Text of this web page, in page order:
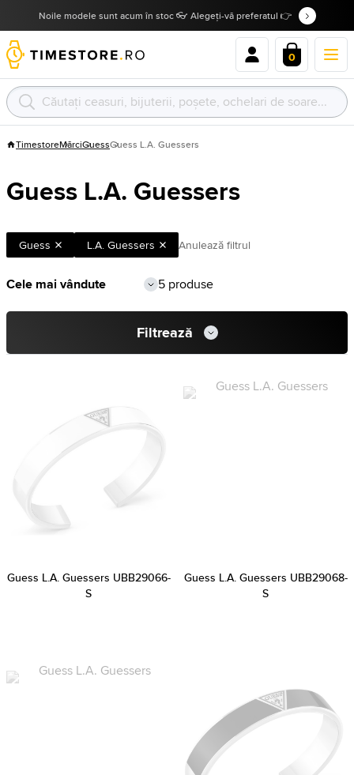
Noile modele sunt acum în stoc 👓 Alegeți-vă preferatul 👉
0
TimestoreMărciGuessGuess L.A. Guessers
Guess L.A. Guessers
Guess L.A. Guessers Anulează filtrul
5 produse
Filtrează
Guess L.A. Guessers UBB29066-
S
Guess L.A. Guessers UBB29068-
S